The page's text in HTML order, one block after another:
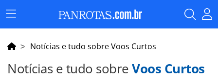
Menu
Principal
Notícias e tudo sobre Voos Curtos
Notícias e tudo sobreVoos Curtos